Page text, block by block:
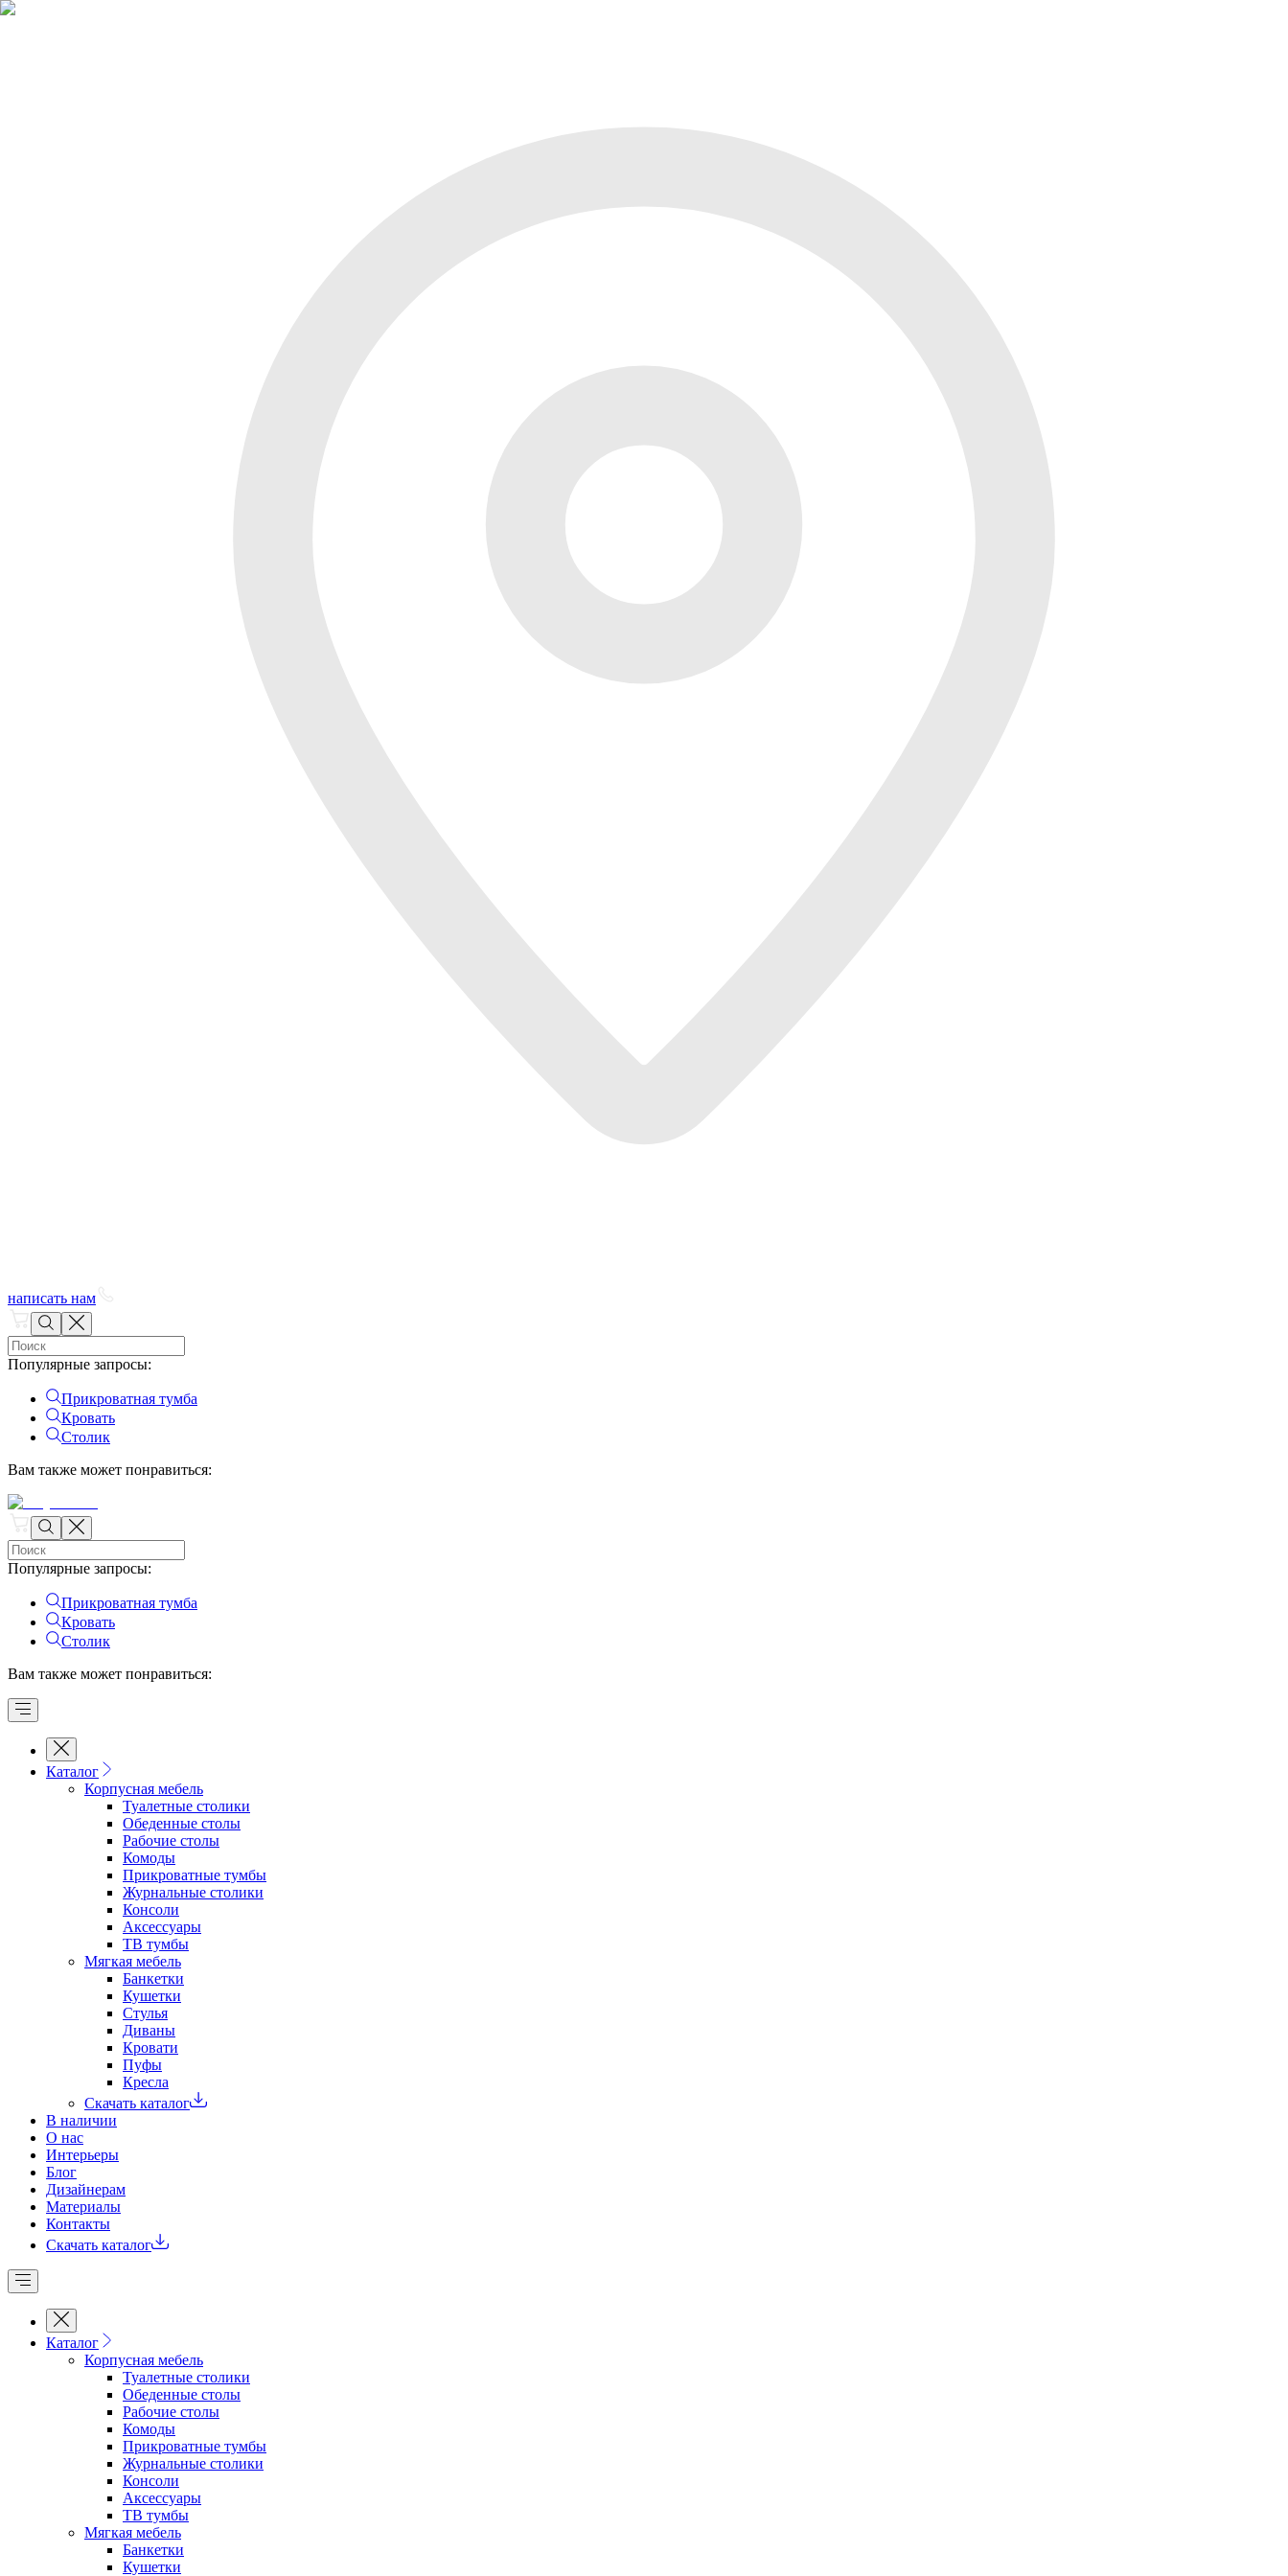
написать нам
Популярные запросы:
Прикроватная тумба
Кровать
Столик
Вам также может понравиться:
Популярные запросы:
Прикроватная тумба
Кровать
Столик
Вам также может понравиться:
Каталог
Корпусная мебель
Туалетные столики
Обеденные cтолы
Рабочие столы
Комоды
Прикроватные тумбы
Журнальные столики
Консоли
Аксессуары
ТВ тумбы
Мягкая мебель
Банкетки
Кушетки
Стулья
Диваны
Кровати
Пуфы
Кресла
Скачать каталог
В наличии
О нас
Интерьеры
Блог
Дизайнерам
Материалы
Контакты
Скачать каталог
Каталог
Корпусная мебель
Туалетные столики
Обеденные cтолы
Рабочие столы
Комоды
Прикроватные тумбы
Журнальные столики
Консоли
Аксессуары
ТВ тумбы
Мягкая мебель
Банкетки
Кушетки